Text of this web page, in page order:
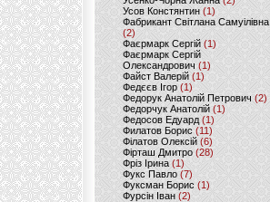
Усов Констянтин(1)
Фабрикант Світлана Самуілівна
(2)
Фаєрмарк Сергій(1)
Фаєрмарк Сергій
Олександрович (1)
Файст Валерій(1)
Федєєв Ігор (1)
Федорук Анатолій Петрович (2)
Федорчук Анатолій (1)
Федосов Едуард (1)
Филатов Борис (11)
Філатов Олексій (6)
Фірташ Дмитро (28)
Фріз Ірина (1)
Фукс Павло (7)
Фуксман Борис (1)
Фурсін Іван (2)